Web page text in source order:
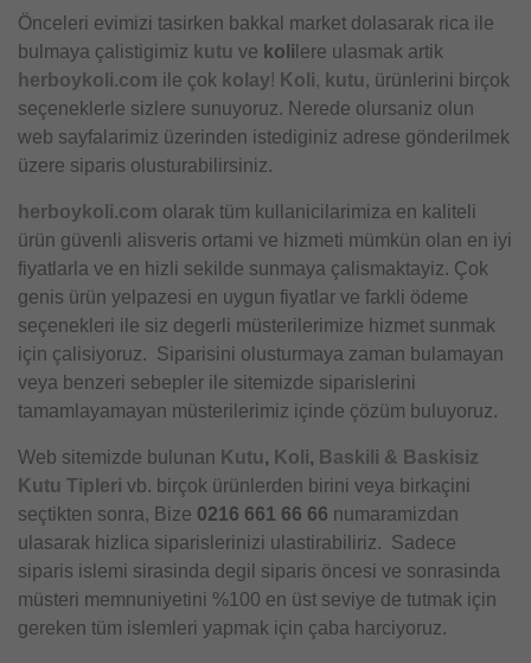
Önceleri evimizi tasirken bakkal market dolasarak rica ile
bulmaya çalistigimiz kutu ve koli lere ulasmak artik
herboykoli.com ile çok kolay! Koli, kutu, ürünlerini birçok
seçeneklerle sizlere sunuyoruz. Nerede olursaniz olun
web sayfalarimiz üzerinden istediginiz adrese gönderilmek
üzere siparis olusturabilirsiniz.
herboykoli.com olarak tüm kullanicilarimiza en kaliteli
ürün güvenli alisveris ortami ve hizmeti mümkün olan en iyi
fiyatlarla ve en hizli sekilde sunmaya çalismaktayiz. Çok
genis ürün yelpazesi en uygun fiyatlar ve farkli ödeme
seçenekleri ile siz degerli müsterilerimize hizmet sunmak
için çalisiyoruz. Siparisini olusturmaya zaman bulamayan
veya benzeri sebepler ile sitemizde siparislerini
tamamlayamayan müsterilerimiz içinde çözüm buluyoruz.
Web sitemizde bulunan Kutu, Koli, Baskili & Baskisiz
Kutu Tipleri vb. birçok ürünlerden birini veya birkaçini
seçtikten sonra, Bize 0216 661 66 66 numaramizdan
ulasarak hizlica siparislerinizi ulastirabiliriz. Sadece
siparis islemi sirasinda degil siparis öncesi ve sonrasinda
müsteri memnuniyetini %100 en üst seviye de tutmak için
gereken tüm islemleri yapmak için çaba harciyoruz.